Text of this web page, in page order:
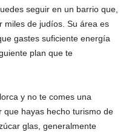
seguir en un barrio que,
miles de judíos. Su área es
gastes suficiente energía
plan que te
y no te comes una
que hayas hecho turismo de
glas, generalmente